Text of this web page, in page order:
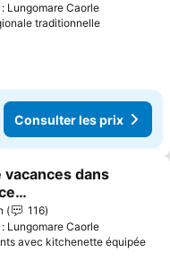
: Lungomare Caorle
traditionnelleConsulter
Consulter les prix
à mes favoris
vacances dans
prix
116
: Lungomare Caorle
avec kitchenette équipée